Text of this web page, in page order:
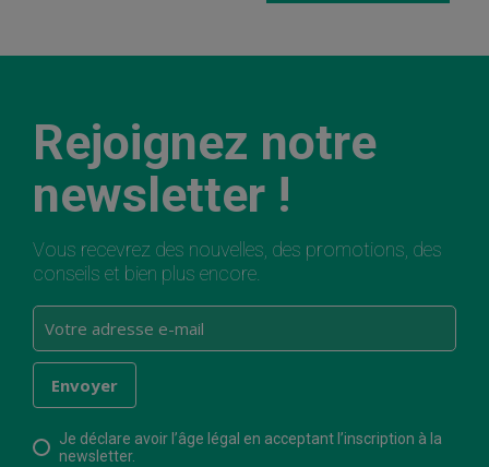
Rejoignez notre
newsletter !
Vous recevrez des nouvelles, des promotions, des
conseils et bien plus encore.
Je déclare avoir l’âge légal en acceptant l’inscription à la
newsletter.